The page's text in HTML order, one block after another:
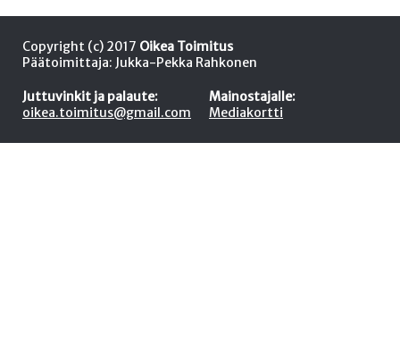
Copyright (c) 2017 Oikea Toimitus
Päätoimittaja: Jukka-Pekka Rahkonen
Juttuvinkit ja palaute:
oikea.toimitus@gmail.com
Mainostajalle:
Mediakortti